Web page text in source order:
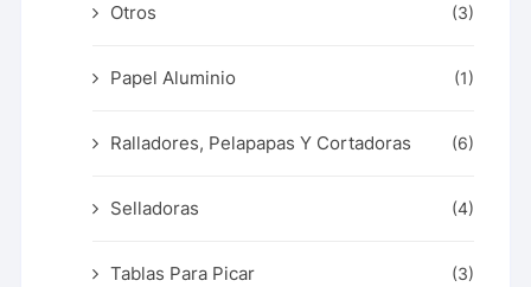
Otros (3)
Papel Aluminio (1)
Ralladores, Pelapapas Y Cortadoras (6)
Selladoras (4)
Tablas Para Picar (3)